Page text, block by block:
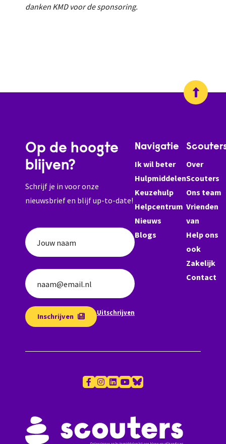
danken KMD voor de sponsoring.
Op de hoogte
blijven?
Schrijf je in voor onze
nieuwsbrief en blijf up-to-date!
Jouw naam
naam@email.nl
Inschrijven Uitschrijven
Navigatie
Ik wil beter
Hulpmiddelen
Keuzehulp
Helpcentrum
Nieuws
Blogs
Over
Scouters
Ons team
Vrienden
van
Help ons
ook
Zakelijk
Contact